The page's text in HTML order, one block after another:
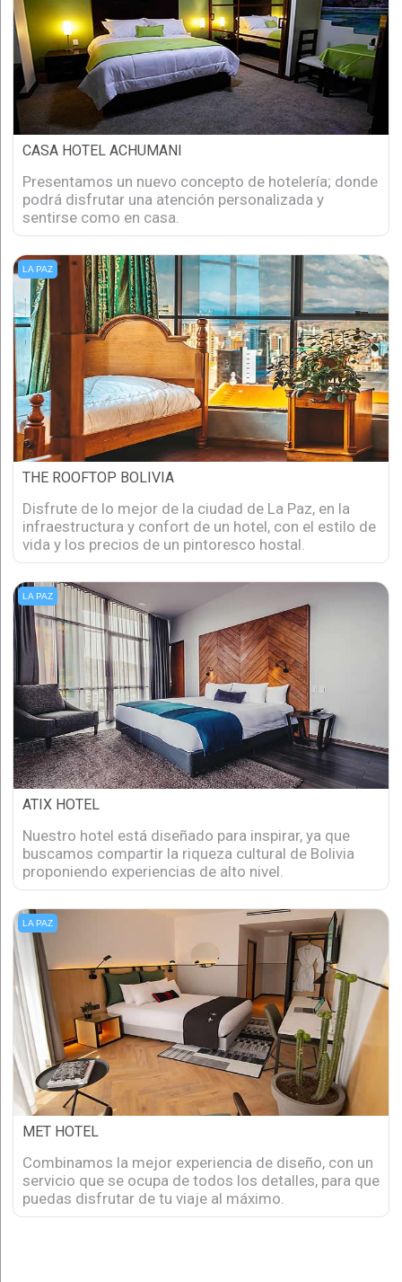
CASA HOTEL ACHUMANI
Presentamos un nuevo concepto de hotelería; donde
podrá disfrutar una atención personalizada y
sentirse como en casa.
LA PAZ
THE ROOFTOP BOLIVIA
Disfrute de lo mejor de la ciudad de La Paz, en la
infraestructura y confort de un hotel, con el estilo de
vida y los precios de un pintoresco hostal.
LA PAZ
ATIX HOTEL
Nuestro hotel está diseñado para inspirar, ya que
buscamos compartir la riqueza cultural de Bolivia
proponiendo experiencias de alto nivel.
LA PAZ
MET HOTEL
Combinamos la mejor experiencia de diseño, con un
servicio que se ocupa de todos los detalles, para que
puedas disfrutar de tu viaje al máximo.